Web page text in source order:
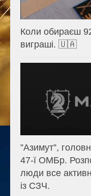
Коли обираєш
виграші. 🇺🇦
⁨”Азимут”,
47-ї ОМБр.
люди все
із СЗЧ.